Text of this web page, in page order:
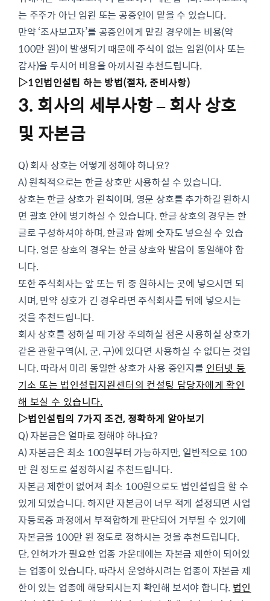
는 주주가 아닌 임원 또는 공증인이 맡을 수 있습니다.
만약 ‘조사보고자’를 공증인에게 맡길 경우에는 비용(약
100만 원)이 발생되기 때문에 주식이 없는 임원(이사 또는
감사)을 두시어 비용을 아끼시길 추천드립니다.
▷1인법인설립 하는 방법(절차, 준비사항)
3. 회사의 세부사항 – 회사 상호
및 자본금
Q) 회사 상호는 어떻게 정해야 하나요?
A) 원칙적으로는 한글 상호만 사용하실 수 있습니다.
상호는 한글 상호가 원칙이며, 영문 상호를 추가하길 원하시
면 괄호 안에 병기하실 수 있습니다. 한글 상호의 경우는 한
글로 구성하셔야 하며, 한글과 함께 숫자도 넣으실 수 있습
니다. 영문 상호의 경우는 한글 상호와 발음이 동일해야 합
니다.
또한 주식회사는 앞 또는 뒤 중 원하시는 곳에 넣으시면 되
시며, 만약 상호가 긴 경우라면 주식회사를 뒤에 넣으시는
것을 추천드립니다.
회사 상호를 정하실 때 가장 주의하실 점은 사용하실 상호가
같은 관할구역(시, 군, 구)에 있다면 사용하실 수 없다는 것입
니다. 따라서 미리 동일한 상호가 사용 중인지를 인터넷 등
기소 또는 법인설립지원센터의 컨설팅 담당자에게 확인
해 보실 수 있습니다.
▷법인설립의 7가지 조건, 정확하게 알아보기
Q) 자본금은 얼마로 정해야 하나요?
A) 자본금은 최소 100원부터 가능하지만, 일반적으로 100
만 원 정도로 설정하시길 추천드립니다.
자본금 제한이 없어져 최소 100원으로도 법인설립을 할 수
있게 되었습니다. 하지만 자본금이 너무 적게 설정되면 사업
자등록증 과정에서 부적합하게 판단되어 거부될 수 있기에
자본금을 100만 원 정도로 정하시는 것을 추천드립니다.
단, 인허가가 필요한 업종 가운데에는 자본금 제한이 되어있
는 업종이 있습니다. 따라서 운영하시려는 업종이 자본금 제
한이 있는 업종에 해당되시는지 확인해 보셔야 합니다. 법인